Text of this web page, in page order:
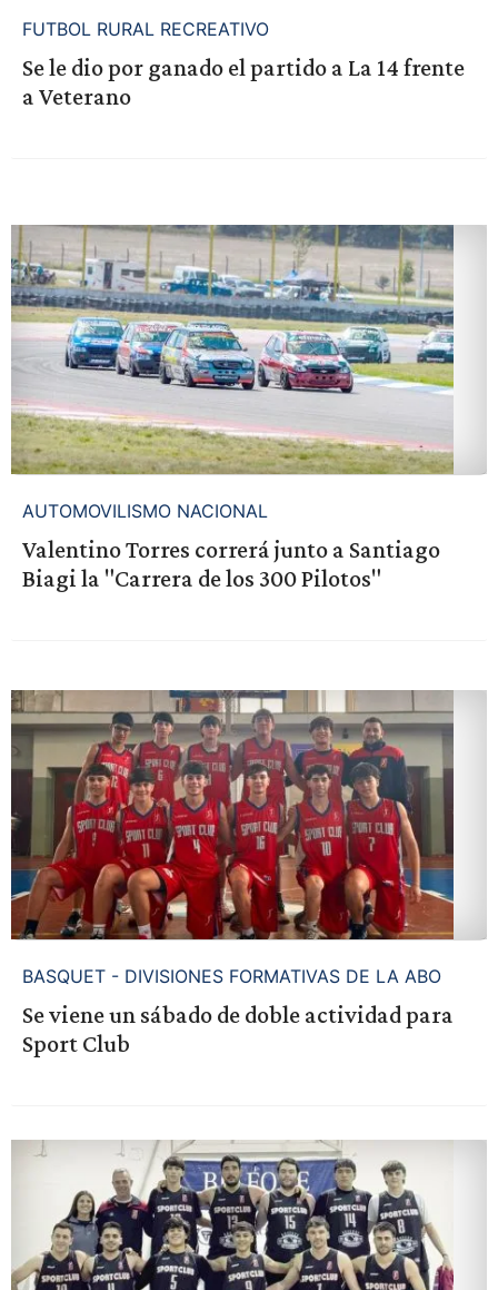
FUTBOL RURAL RECREATIVO
Se le dio por ganado el partido a La 14 frente
a Veterano
AUTOMOVILISMO NACIONAL
Valentino Torres correrá junto a Santiago
Biagi la "Carrera de los 300 Pilotos"
BASQUET - DIVISIONES FORMATIVAS DE LA ABO
Se viene un sábado de doble actividad para
Sport Club